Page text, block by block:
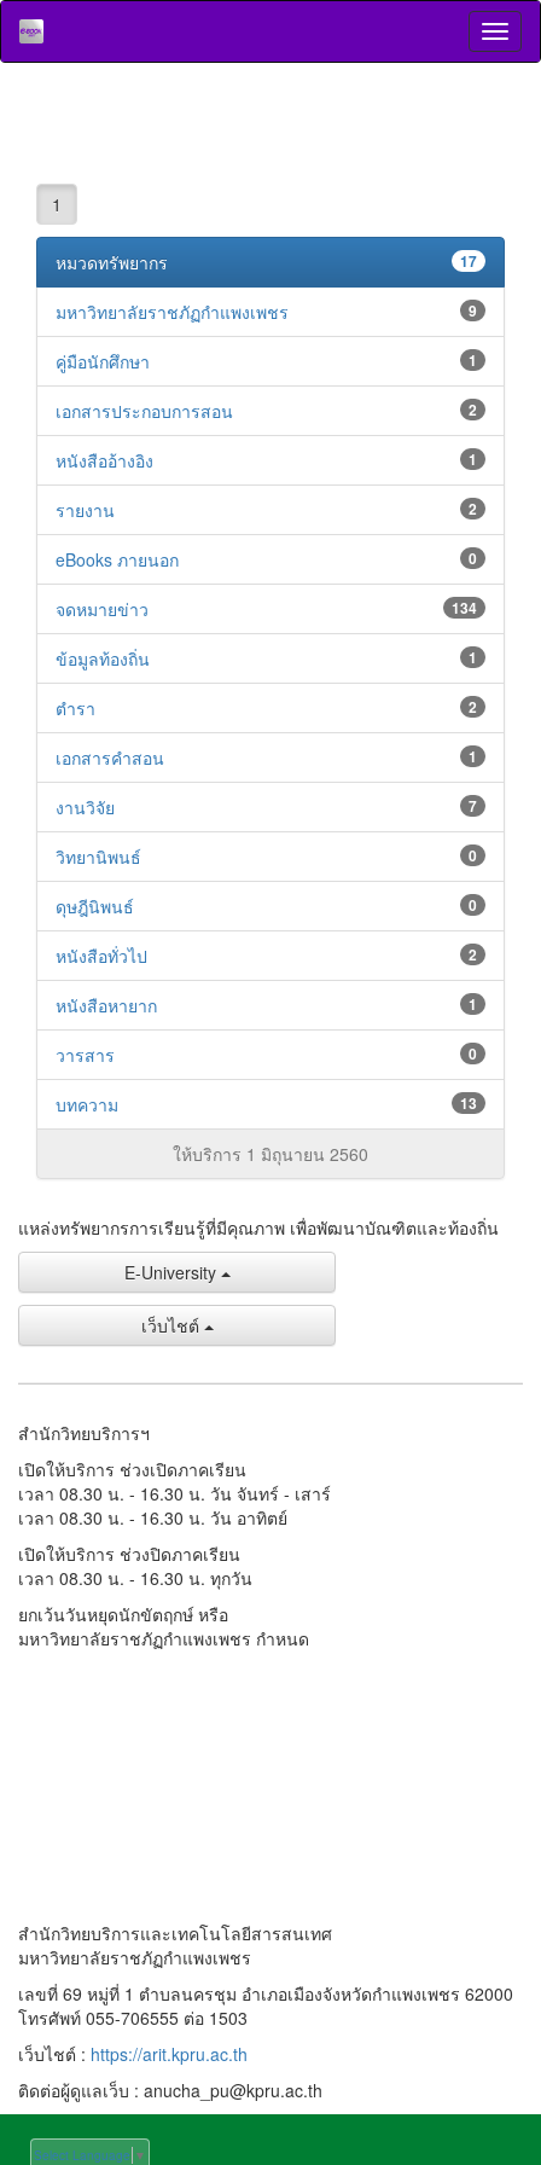
1
17
หมวดทรัพยากร
9
มหาวิทยาลัยราชภัฏกำแพงเพชร
1
คู่มือนักศึกษา
2
เอกสารประกอบการสอน
1
หนังสืออ้างอิง
2
รายงาน
0
eBooks ภายนอก
134
จดหมายข่าว
1
ข้อมูลท้องถิ่น
2
ตำรา
1
เอกสารคำสอน
7
งานวิจัย
0
วิทยานิพนธ์
0
ดุษฎีนิพนธ์
2
หนังสือทั่วไป
1
หนังสือหายาก
0
วารสาร
13
บทความ
ให้บริการ 1 มิถุนายน 2560
แหล่งทรัพยากรการเรียนรู้ที่มีคุณภาพ เพื่อพัฒนาบัณฑิตและท้องถิ่น
E-University
เว็บไชต์
สำนักวิทยบริการฯ
เปิดให้บริการ ช่วงเปิดภาคเรียน
เวลา 08.30 น. - 16.30 น. วัน จันทร์ - เสาร์
เวลา 08.30 น. - 16.30 น. วัน อาทิตย์
เปิดให้บริการ ช่วงปิดภาคเรียน
เวลา 08.30 น. - 16.30 น. ทุกวัน
ยกเว้นวันหยุดนักขัตฤกษ์ หรือ
มหาวิทยาลัยราชภัฏกำแพงเพชร กำหนด
สำนักวิทยบริการและเทคโนโลยีสารสนเทศ
มหาวิทยาลัยราชภัฏกำแพงเพชร
เลขที่ 69 หมู่ที่ 1 ตำบลนครชุม อำเภอเมืองจังหวัดกำแพงเพชร 62000
โทรศัพท์ 055-706555 ต่อ 1503
เว็บไชต์ : https://arit.kpru.ac.th
ติดต่อผู้ดูแลเว็บ : anucha_pu@kpru.ac.th
Select Language ▼